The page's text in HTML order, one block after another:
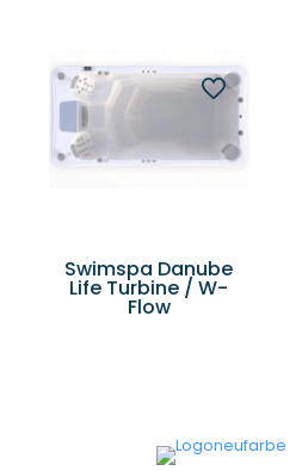
Swimspa Danube
Life Turbine / W-
Flow